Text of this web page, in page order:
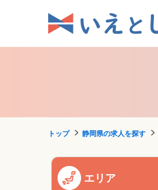
トップ 静岡県の求人を探す
エリア